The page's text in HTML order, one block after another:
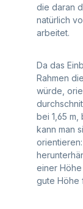
die daran
natürlich
arbeitet.
Da das
Rahmen
würde,
bei 1,65 m,
kann man
einer
gute Höhe